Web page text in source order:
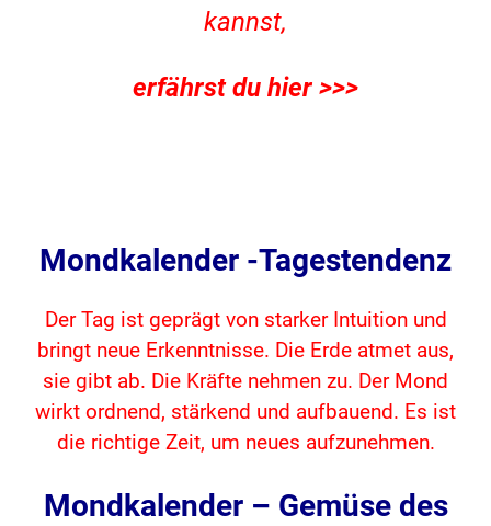
kannst,
erfährst du hier >>>
Mondkalender -Tagestendenz
Der Tag ist geprägt von starker Intuition und
bringt neue Erkenntnisse. Die Erde atmet aus,
sie gibt ab. Die Kräfte nehmen zu. Der Mond
wirkt ordnend, stärkend und aufbauend. Es ist
die richtige Zeit, um neues aufzunehmen.
Mondkalender – Gemüse des